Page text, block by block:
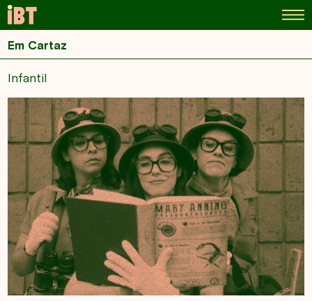
Em Cartaz
Infantil